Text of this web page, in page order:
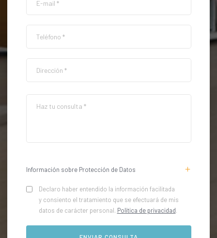
Información sobre Protección de Datos
Declaro haber entendido la información facilitada
y consiento el tratamiento que se efectuará de mis
datos de carácter personal. Política de privacidad.